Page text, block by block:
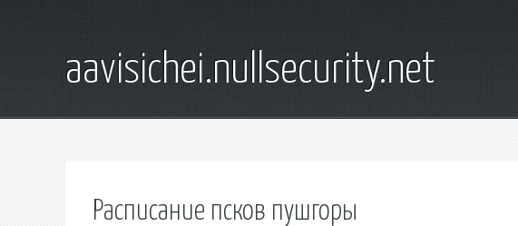
aavisichei.nullsecurity.net
Расписание псков пушгоры